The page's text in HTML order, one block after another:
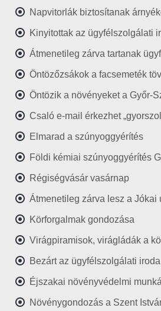
Napvitorlák biztosítanak
Kinyitottak az ügyfélszolgálati
Átmenetileg zárva tartanak
Öntözőzsákok a facsemeték
Öntözik a növényeket a Győr-
Csaló e-mail érkezhet
Elmarad a szúnyoggyérítés
Földi kémiai szúnyoggyérítés
Régiségvásár vasárnap
Átmenetileg zárva lesz a Jókai
Körforgalmak gondozása
Virágpiramisok, virágládák a
Bezárt az ügyfélszolgálati
Éjszakai növényvédelmi
Növénygondozás a Szent